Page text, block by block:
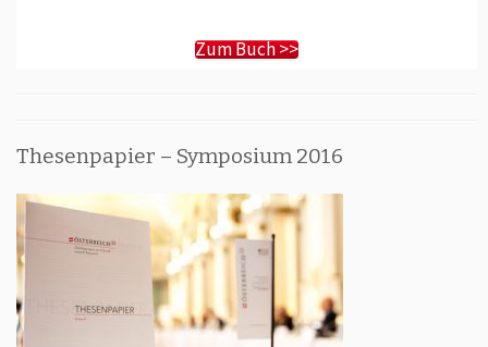
Zum Buch >>
Thesenpapier – Symposium 2016